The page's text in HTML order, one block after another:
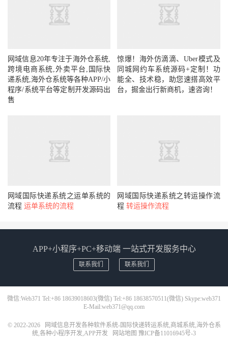
网域信息20年专注于海外仓系统,
跨境电商系统,外卖平台,国际快
递系统,海外仓系统等各种APP/小
程序/系统平台等定制开发源码出
售
惊爆！海外仿滴滴、Uber模式及
同城网约车系统源码+定制！功
能全、技术稳，助您速搭高效平
台，掘金出行新商机，速咨询！
网域国际快递系统之运单系统的
流程 运单系统的流程
网域国际快递系统之转运操作流
程转运操作流程
APP+小程序+PC+移动端 一站式开发服务中心
联系我们 联系我们
微信:Web371 Tel:+86 18639018603(微信) Tel:+86 18638570511(微信) Skype:web371
E-Mail:web371@qq.com
© 2022-2026
网域信息开发各种软件系统-国际快递转运系统,商城系统,海外仓系
统,各种小程序开发,APP开发
网站地图 豫ICP备11016945号-3